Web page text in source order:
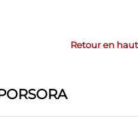
Retour en haut